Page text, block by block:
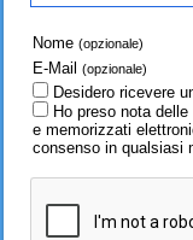
Nome (opzionale)
E-Mail (opzionale)
Desidero ricevere
Ho preso nota delle
e memorizzati
consenso in qualsiasi